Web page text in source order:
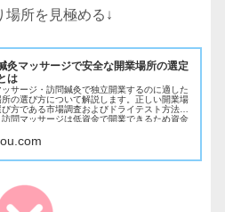
場所を見極める↓
灸マッサージで安全な開業場所の選定
は
サージ・訪問鍼灸で独立開業するのに適した
所の選び方について解説します。正しい開業場
び方である市場調査およびドライテスト方法を
訪問マッサージは低資金で開業できるため資金
ます。